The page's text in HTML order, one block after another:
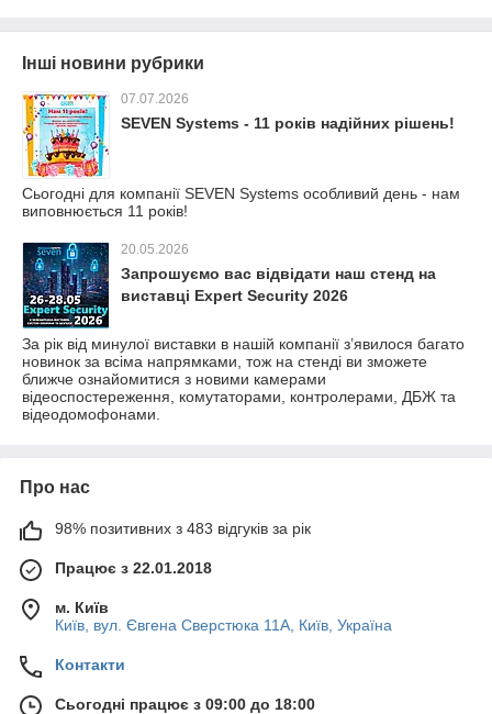
Інші новини рубрики
07.07.2026
SEVEN Systems - 11 років надійних рішень!
Сьогодні для компанії SEVEN Systems особливий день - нам
виповнюється 11 років!
20.05.2026
Запрошуємо вас відвідати наш стенд на
виставці Expert Security 2026
За рік від минулої виставки в нашій компанії з’явилося багато
новинок за всіма напрямками, тож на стенді ви зможете
ближче ознайомитися з новими камерами
відеоспостереження, комутаторами, контролерами, ДБЖ та
відеодомофонами.
Про нас
98% позитивних з 483 відгуків за рік
Працює з 22.01.2018
м. Київ
Київ, вул. Євгена Сверстюка 11А, Київ, Україна
Контакти
Сьогодні працює з 09:00 до 18:00